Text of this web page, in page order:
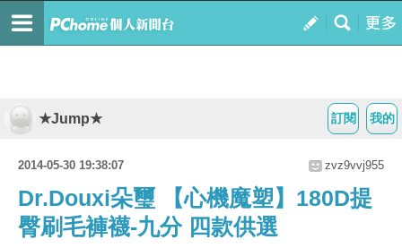
我的
訂閱
★Jump★
2014-05-30 19:38:07 zvz9vvj955
Dr.Douxi朵璽 【心機魔塑】180D提
臀刷毛褲襪-九分 四款供選